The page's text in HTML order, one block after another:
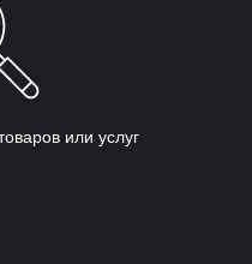
или услуг